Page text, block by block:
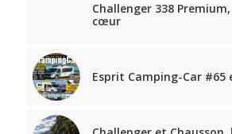
Challenger 338
cœur
Esprit Camping-Car #65